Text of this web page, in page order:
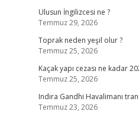
Ulusun İngilizcesi ne ?
Temmuz 29, 2026
Toprak neden yeşil olur ?
Temmuz 25, 2026
Kaçak yapı cezası ne kadar
Temmuz 25, 2026
Indira Gandhi Havalimanı
Temmuz 23, 2026